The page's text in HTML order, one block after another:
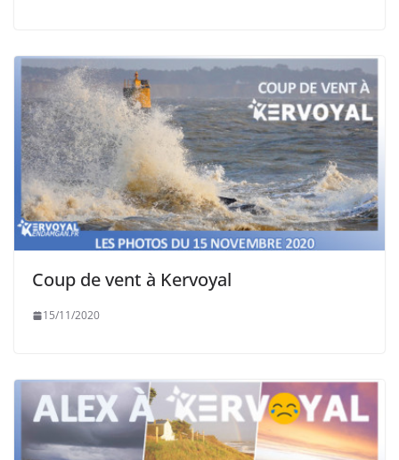
Coup de vent à Kervoyal
15/11/2020